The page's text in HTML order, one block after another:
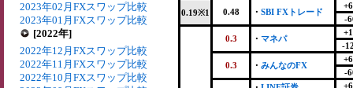
2023年02月FXスワップ比較
2023年01月FXスワップ比較
[2022年]
2022年12月FXスワップ比較
2022年11月FXスワップ比較
2022年10月FXスワップ比較
0.19※1 0.48 ・ SBI FXトレード
-
0.3 ・ マネパ
-
0.3 ・ みんなのFX
-